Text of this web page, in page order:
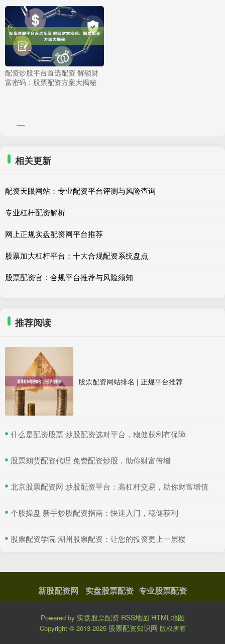
配资炒股平台首选配资 解锁财
富密码：股票配资方案大揭秘
相关更新
配资天眼网站：专业配资平台评测与风险查询
专业杠杆配资解析
网上正规实盘配资网平台推荐
股票加大杠杆平台：十大合规配资系统盘点
股票配资官：合规平台推荐与风险须知
推荐阅读
股票配资网站排名 | 正规平台推荐
​什么是配资股票 炒股配资选对平台，稳健获利有保障
​股票期货配资代理 免费配资炒股，助你财富倍增
​北京股票配资网 炒股配资平台：高杠杆交易，助你财富增值
​个股操盘 新手炒股配资指南：快速入门，稳健获利
​股票配资学院 潮州股票配资：让您的投资更上一层楼
新股配资网 实盘股票配资 专业股票配资
Powered by 实盘股票配资 RSS地图 HTML地图
Copyright © 2013-2025 股票配资知识网 版权所有